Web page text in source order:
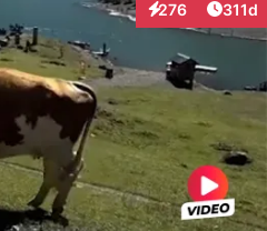
276
Interaktionen311d